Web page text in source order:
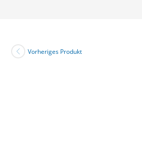
Vorheriges Produkt